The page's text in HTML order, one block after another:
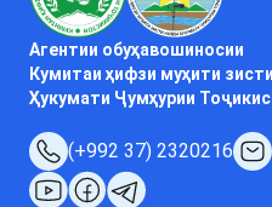
Агентии обуҳавошиносии
Кумитаи ҳифзи муҳити
Ҳукумати Ҷумҳурии
(+992 37) 2320216